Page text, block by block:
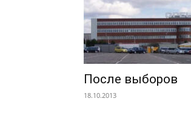
После выборов
18.10.2013